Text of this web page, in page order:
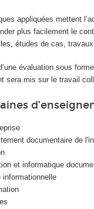
appliquées mettent
plus facilement le
études de cas,
évaluation sous
sera mis sur le travail
documentaire de
et informatique
informationnelle